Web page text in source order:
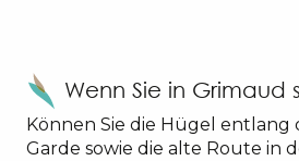
Wenn Sie in Grimaud
Können Sie die Hügel entlang
Garde sowie die alte Route in